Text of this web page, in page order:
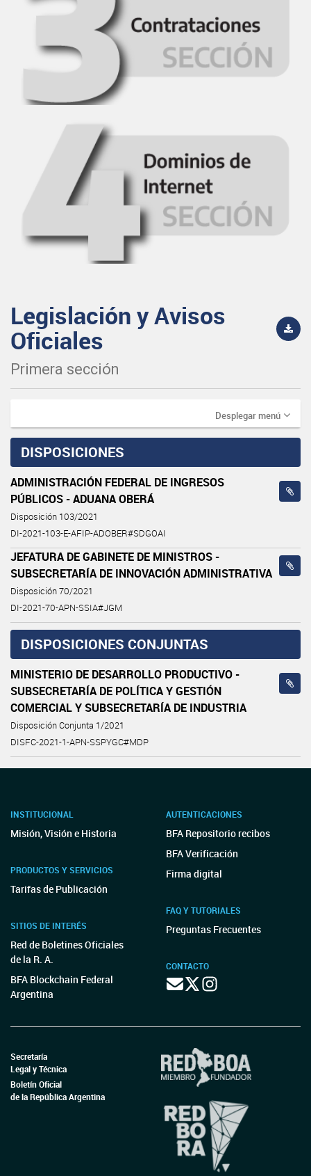
Legislación y Avisos
Oficiales
Primera sección
Desplegar menú
DISPOSICIONES
ADMINISTRACIÓN FEDERAL DE INGRESOS
PÚBLICOS - ADUANA OBERÁ
Disposición 103/2021
DI-2021-103-E-AFIP-ADOBER#SDGOAI
JEFATURA DE GABINETE DE MINISTROS -
SUBSECRETARÍA DE INNOVACIÓN ADMINISTRATIVA
Disposición 70/2021
DI-2021-70-APN-SSIA#JGM
DISPOSICIONES CONJUNTAS
MINISTERIO DE DESARROLLO PRODUCTIVO -
SUBSECRETARÍA DE POLÍTICA Y GESTIÓN
COMERCIAL Y SUBSECRETARÍA DE INDUSTRIA
Disposición Conjunta 1/2021
DISFC-2021-1-APN-SSPYGC#MDP
INSTITUCIONAL
Misión, Visión e Historia
PRODUCTOS Y SERVICIOS
Tarifas de Publicación
SITIOS DE INTERÉS
Red de Boletines Oficiales
de la R. A.
BFA Blockchain Federal
Argentina
AUTENTICACIONES
BFA Repositorio recibos
BFA Verificación
Firma digital
FAQ Y TUTORIALES
Preguntas Frecuentes
CONTACTO
Secretaría
Legal y Técnica
Boletín Oficial
de la República Argentina